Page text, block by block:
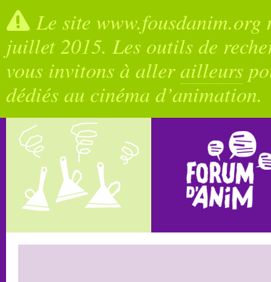
Le site
juillet 2015. Les outils de
vous invitons à allerailleurs
dédiés au cinéma d’animation.